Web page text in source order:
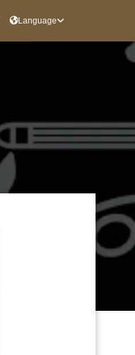
Language